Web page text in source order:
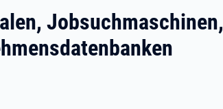
Jobsuchmaschinen,